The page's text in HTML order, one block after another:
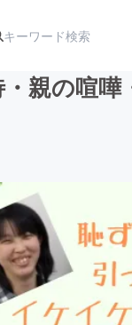
アート・写真
テクノロジー・ガジ
映像・映画
・親の喧